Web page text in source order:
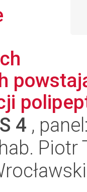
4 ,
Piotr